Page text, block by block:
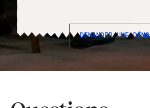
DEMANDER UNE DÉMO